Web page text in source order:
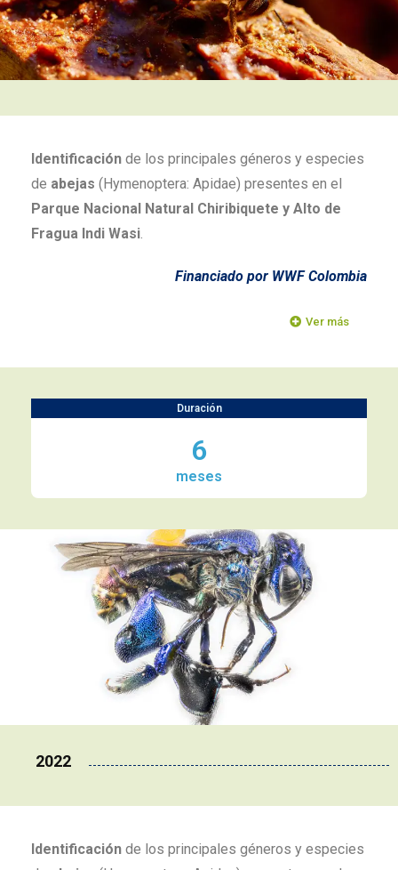
Identificación de los principales géneros y especies
de abejas (Hymenoptera: Apidae) presentes en el
Parque Nacional Natural Chiribiquete y Alto de
Fragua Indi Wasi.
Financiado por WWF Colombia
Ver más
Duración
6
meses
2022
Identificación de los principales géneros y especies